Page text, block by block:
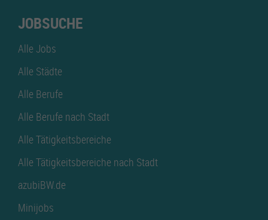
JOBSUCHE
Alle Jobs
Alle Städte
Alle Berufe
Alle Berufe nach Stadt
Alle Tätigkeitsbereiche
Alle Tätigkeitsbereiche nach Stadt
azubiBW.de
Minijobs